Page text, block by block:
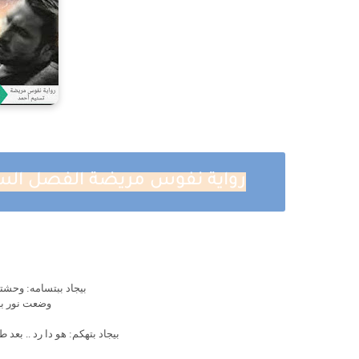
رواية نفوس مريضة الفصل السادس
بيجاد ببتسامه:
وضعت نور
بيجاد بتهكم: هو دا رد ..